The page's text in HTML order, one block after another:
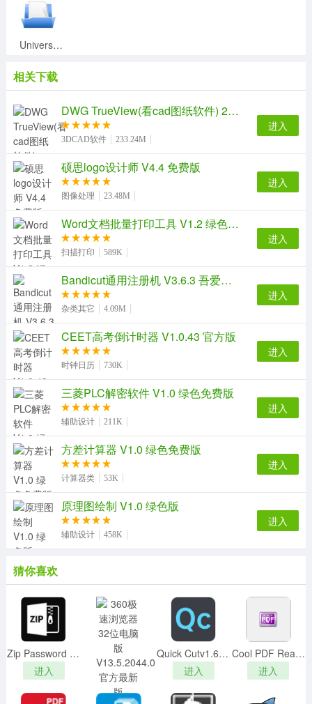
【软件功能】
2.PLT文件查看器支持plt文件格式的转换功能
4.PLT文件查看器该软件绿色无广告，安全无病毒
【软件特色】
1、Adobe PDF
2、Adobe PostScript
3、Autodesk DWF
4、Autodesk DXF
5、全组4光栅
6、CGM（计算机图形图元文件）
7、格柏rs-274x
8、JPEG栅格
9、绘图软件
10、PNG光栅
11、可升级矢量图形（SVG）
12、TIFF光栅
13、Windows图元文件
14、Windows位图
15、windows增强型图元文件
【软件亮点】
1、为CAD/CAM市场提供了更强大的特征和功能性
2、在它的所支持的转换标准列表中又增加了3个新的
文件标准
3、用户现在可以转换所有的HPGL-2文件到AutoDesk
DXF文件
4、它可以非常容易的从所有主要的CAD应用软件中
5、PDF和DWF标准支持可以使用户在WEB上自由的
发布文件
6、转换文件可以被用户自由的缩放
7、其他改进包括：可视化控制，导航参考，放大窗
口，实体查询能力，测量功能
Universal Viewer pro(高级文件查看器)v6.7.3.0中文绿色破解版
相关下载
DWG TrueView(看cad图纸软件) 2013 官方免费版
3DCAD软件 233.24M
进入
硕思logo设计师 V4.4 免费版
图像处理 23.48M
进入
Word文档批量打印工具 V1.2 绿色特别版
扫描打印 589K
进入
Bandicut通用注册机 V3.6.3 吾爱破解版
杂类其它 4.09M
进入
CEET高考倒计时器 V1.0.43 官方版
时钟日历 730K
进入
三菱PLC解密软件 V1.0 绿色免费版
辅助设计 211K
进入
方差计算器 V1.0 绿色免费版
计算器类 53K
进入
原理图绘制 V1.0 绿色版
辅助设计 458K
进入
猜你喜欢
Zip Password Recoverv1.0.0.0破解版(附破解补丁)
进入
Quick Cutv1.6.10绿色免费版
进入
Cool PDF Readerv3.1.2中文破解版
进入